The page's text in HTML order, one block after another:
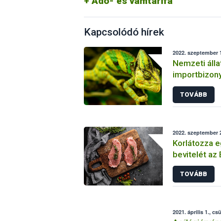
Kapcsolódó hírek
2022. szeptember
Nemzeti
harmonizált
élőállat
TOVÁBB
2022. szeptember
Korlátozza
bevitelét az
TOVÁBB
2021. április 1.,